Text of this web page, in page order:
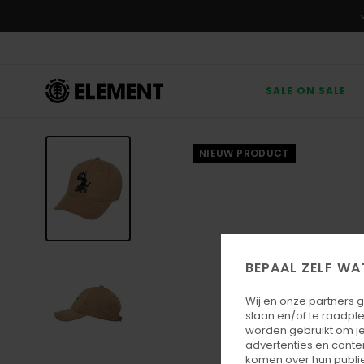
Productinformatie
SALE ON SALE
NIEUW PRODUCT
BEPAAL ZELF
Wij en onze partners
slaan en/of te
worden gebruikt om
advertenties en
komen over hun